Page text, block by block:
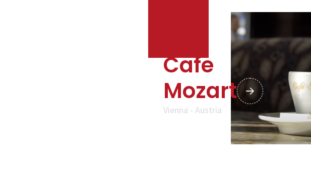
Cafe
Mozart
Vienna - Austria